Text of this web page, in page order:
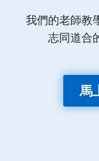
我們的老師教
志同道合
馬